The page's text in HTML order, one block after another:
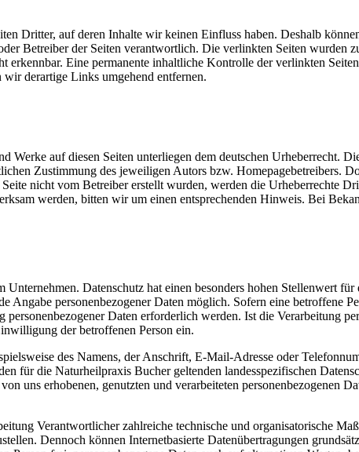
Dritter, auf deren Inhalte wir keinen Einfluss haben. Deshalb
Betreiber der Seiten verantwortlich. Die verlinkten Seiten
Eine permanente inhaltliche Kontrolle der verlinkten
derartige Links umgehend entfernen.
Werke auf diesen Seiten unterliegen dem deutschen Urheberrecht.
Zustimmung des jeweiligen Autors bzw. Homepagebetreibers.
nicht vom Betreiber erstellt wurden, werden die Urheberrechte
werden, bitten wir um einen entsprechenden Hinweis. Bei
Unternehmen. Datenschutz hat einen besonders hohen Stellenwert
Angabe personenbezogener Daten möglich. Sofern eine betroffene
personenbezogener Daten erforderlich werden. Ist die Verarbeitung
der betroffenen Person ein.
des Namens, der Anschrift, E-Mail-Adresse oder
für die Naturheilpraxis Bucher geltenden landesspezifischen
uns erhobenen, genutzten und verarbeiteten personenbezogenen
Verantwortlicher zahlreiche technische und organisatorische
Dennoch können Internetbasierte Datenübertragungen